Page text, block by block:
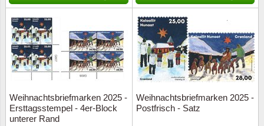
Weihnachtsbriefmarken 2025 -
Ersttagsstempel - 4er-Block
unterer Rand
Weihnachtsbriefmarken 2025 -
Postfrisch - Satz